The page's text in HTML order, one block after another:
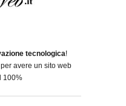
tecnologica!
avere un sito web
100%